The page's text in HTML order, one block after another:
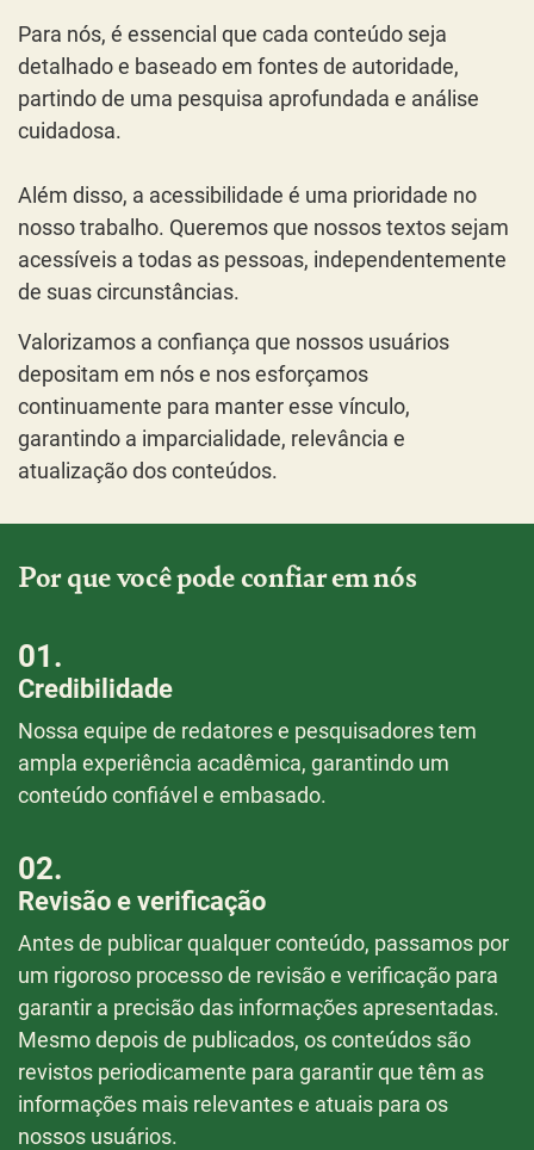
Para nós, é essencial que cada conteúdo seja
detalhado e baseado em fontes de autoridade,
partindo de uma pesquisa aprofundada e análise
cuidadosa.
Além disso, a acessibilidade é uma prioridade no
nosso trabalho. Queremos que nossos textos sejam
acessíveis a todas as pessoas, independentemente
de suas circunstâncias.
Valorizamos a confiança que nossos usuários
depositam em nós e nos esforçamos
continuamente para manter esse vínculo,
garantindo a imparcialidade, relevância e
atualização dos conteúdos.
Por que você pode confiar em nós
01.
Credibilidade
Nossa equipe de redatores e pesquisadores tem
ampla experiência acadêmica, garantindo um
conteúdo confiável e embasado.
02.
Revisão e verificação
Antes de publicar qualquer conteúdo, passamos por
um rigoroso processo de revisão e verificação para
garantir a precisão das informações apresentadas.
Mesmo depois de publicados, os conteúdos são
revistos periodicamente para garantir que têm as
informações mais relevantes e atuais para os
nossos usuários.